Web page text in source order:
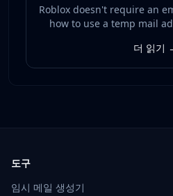
Roblox doesn't require an
how to use a temp mail
exposing your real inbox
더 읽기
도구
임시 메일 생성기